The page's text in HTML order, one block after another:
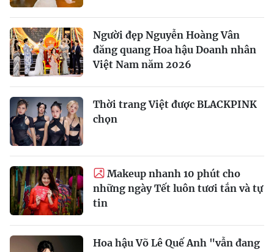
Người đẹp Nguyễn Hoàng Vân
đăng quang Hoa hậu Doanh nhân
Việt Nam năm 2026
Thời trang Việt được BLACKPINK
chọn
Makeup nhanh 10 phút cho
những ngày Tết luôn tươi tắn và tự
tin
Hoa hậu Võ Lê Quế Anh "vẫn đang